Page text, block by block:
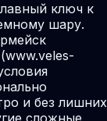
ключ к
шару.
и без лишних
сложные